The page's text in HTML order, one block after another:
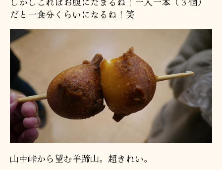
だと一食分くらいになるね！笑
山中峠から望む羊蹄山。超きれい。